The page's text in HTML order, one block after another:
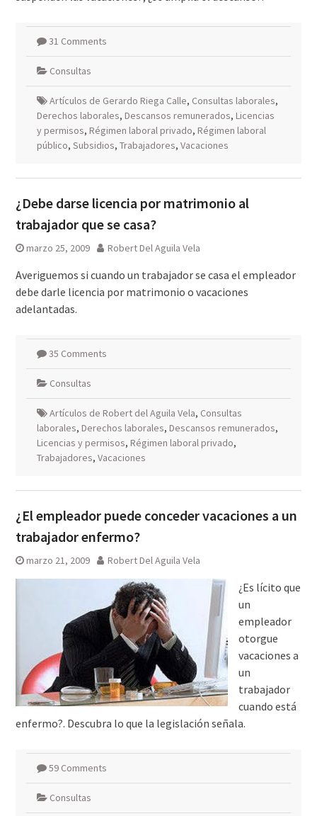
31 Comments
Consultas
Artículos de Gerardo Riega Calle, Consultas laborales,
Derechos laborales, Descansos remunerados, Licencias
y permisos, Régimen laboral privado, Régimen laboral
público, Subsidios, Trabajadores, Vacaciones
¿Debe darse licencia por matrimonio al
trabajador que se casa?
marzo 25, 2009 Robert Del Aguila Vela
Averiguemos si cuando un trabajador se casa el empleador
debe darle licencia por matrimonio o vacaciones
adelantadas.
35 Comments
Consultas
Artículos de Robert del Aguila Vela, Consultas
laborales, Derechos laborales, Descansos remunerados,
Licencias y permisos, Régimen laboral privado,
Trabajadores, Vacaciones
¿El empleador puede conceder vacaciones a un
trabajador enfermo?
marzo 21, 2009 Robert Del Aguila Vela
¿Es lícito que
un
empleador
otorgue
vacaciones a
un
trabajador
cuando está
enfermo?. Descubra lo que la legislación señala.
59 Comments
Consultas